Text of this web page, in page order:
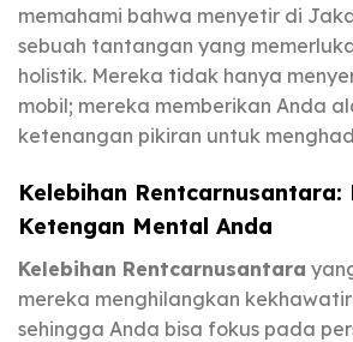
memahami bahwa menyetir di
sebuah tantangan yang
holistik. Mereka tidak hanya
mobil; mereka memberikan Anda
ketenangan pikiran untuk
Kelebihan Rentcarnusantara:
Ketengan Mental Anda
Kelebihan Rentcarnusantara
mereka menghilangkan
sehingga Anda bisa fokus pada